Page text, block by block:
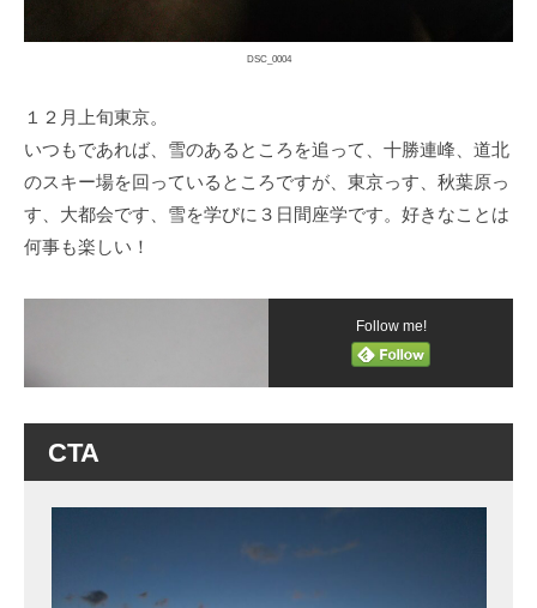
DSC_0004
１２月上旬東京。
いつもであれば、雪のあるところを追って、十勝連峰、道北
のスキー場を回っているところですが、東京っす、秋葉原っ
す、大都会です、雪を学びに３日間座学です。好きなことは
何事も楽しい！
Follow me!
CTA